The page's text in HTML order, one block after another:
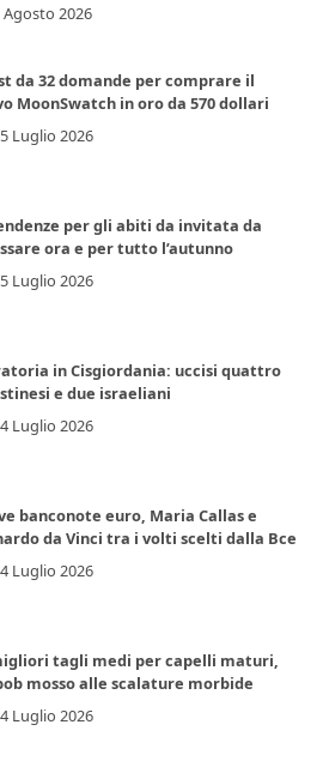
Agosto 2026
da 32 domande per comprare il
MoonSwatch in oro da 570 dollari
Luglio 2026
per gli abiti da invitata da
ora e per tutto l’autunno
Luglio 2026
in Cisgiordania: uccisi quattro
e due israeliani
Luglio 2026
banconote euro, Maria Callas e
da Vinci tra i volti scelti dalla Bce
Luglio 2026
tagli medi per capelli maturi,
mosso alle scalature morbide
Luglio 2026